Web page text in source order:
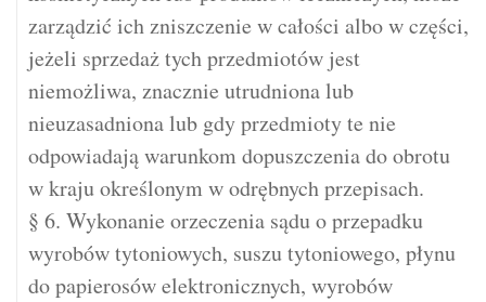
zarządzić ich zniszczenie w całości albo w części,
jeżeli sprzedaż tych przedmiotów jest
niemożliwa, znacznie utrudniona lub
nieuzasadniona lub gdy przedmioty te nie
odpowiadają warunkom dopuszczenia do obrotu
w kraju określonym w odrębnych przepisach.
§ 6. Wykonanie orzeczenia sądu o przepadku
wyrobów tytoniowych, suszu tytoniowego, płynu
do papierosów elektronicznych, wyrobów